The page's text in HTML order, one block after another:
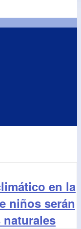
en la
niños serán